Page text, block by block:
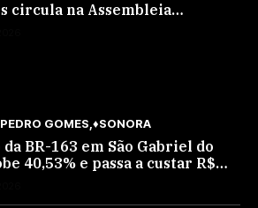
circula na Assembleia
GOMES ♦SONORA
BR-163 em São Gabriel do
40,53% e passa a custar R$